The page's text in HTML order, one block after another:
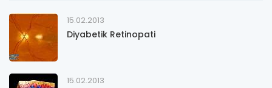
15.02.2013
Diyabetik Retinopati
15.02.2013